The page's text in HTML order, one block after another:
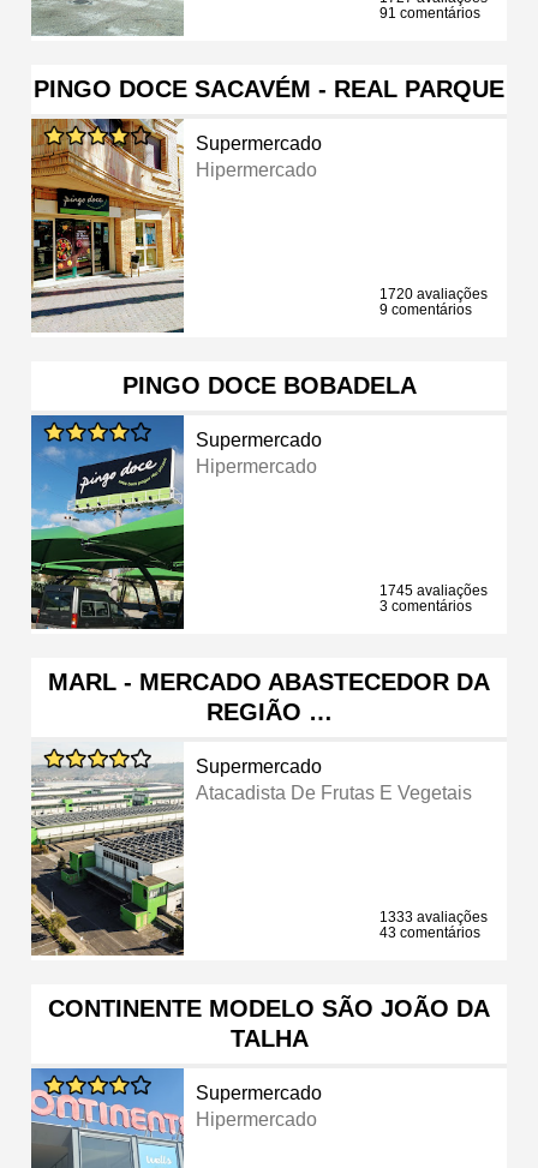
91 comentários
PINGO DOCE SACAVÉM - REAL PARQUE
Supermercado
Hipermercado
1720 avaliações
9 comentários
PINGO DOCE BOBADELA
Supermercado
Hipermercado
1745 avaliações
3 comentários
MARL - MERCADO ABASTECEDOR DA
REGIÃO …
Supermercado
Atacadista De Frutas E Vegetais
1333 avaliações
43 comentários
CONTINENTE MODELO SÃO JOÃO DA
TALHA
Supermercado
Hipermercado